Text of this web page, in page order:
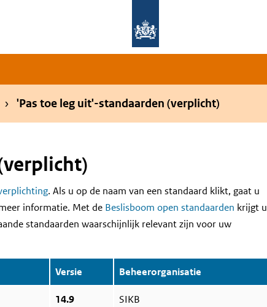
'Pas toe leg uit'-standaarden (verplicht)
. Als u op de naam van een standaard klikt, gaat u
informatie. Met de Beslisboom open standaarden krijgt u
standaarden waarschijnlijk relevant zijn voor uw
Versie Beheerorganisatie
14.9 SIKB